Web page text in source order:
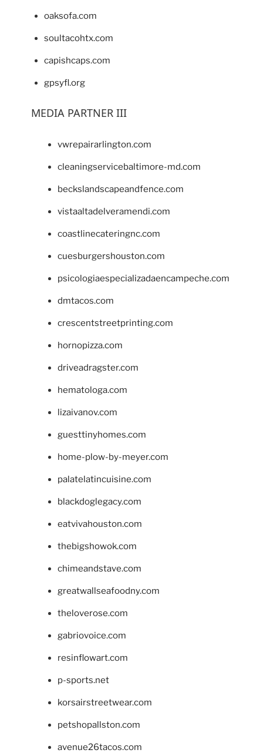
oaksofa.com
soultacohtx.com
capishcaps.com
gpsyfl.org
MEDIA PARTNER III
vwrepairarlington.com
cleaningservicebaltimore-md.com
beckslandscapeandfence.com
vistaaltadelveramendi.com
coastlinecateringnc.com
cuesburgershouston.com
psicologiaespecializadaencampeche.com
dmtacos.com
crescentstreetprinting.com
hornopizza.com
driveadragster.com
hematologa.com
lizaivanov.com
guesttinyhomes.com
home-plow-by-meyer.com
palatelatincuisine.com
blackdoglegacy.com
eatvivahouston.com
thebigshowok.com
chimeandstave.com
greatwallseafoodny.com
theloverose.com
gabriovoice.com
resinflowart.com
p-sports.net
korsairstreetwear.com
petshopallston.com
avenue26tacos.com